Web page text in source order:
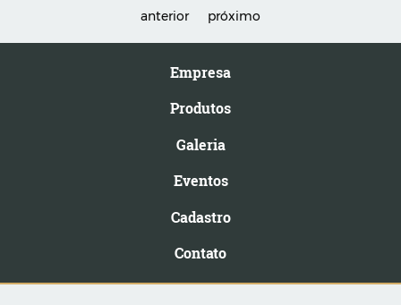
anterior próximo
Empresa
Produtos
Galeria
Eventos
Cadastro
Contato